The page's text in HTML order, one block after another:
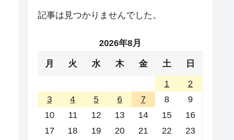
記事は見つかりませんでした。
2026年8月
月 火 水 木 金 土 日
1
2
3
4 5 6 7 8
9
10
11 12 13 14 15
16
17
18 19 20 21 22
23